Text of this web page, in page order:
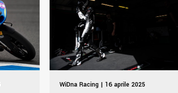
WiDna Racing | 16 aprile 2025